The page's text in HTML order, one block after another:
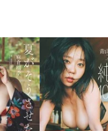
溝端 葵『もう